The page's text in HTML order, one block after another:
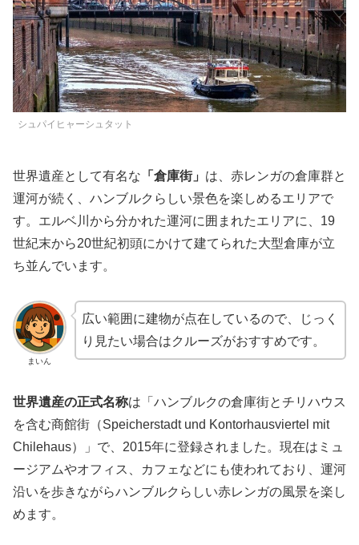
シュパイヒャーシュタット
世界遺産として有名な 「倉庫街」 は、赤レンガの倉庫群と
運河が続く、ハンブルクらしい景色を楽しめるエリアで
す。エルベ川から分かれた運河に囲まれたエリアに、19
世紀末から20世紀初頭にかけて建てられた大型倉庫が立
ち並んでいます。
まいん
広い範囲に建物が点在しているので、じっく
り見たい場合はクルーズがおすすめです。
世界遺産の正式名称は「ハンブルクの倉庫街とチリハウス
を含む商館街（Speicherstadt und Kontorhausviertel mit
Chilehaus）」で、2015年に登録されました。現在はミュ
ージアムやオフィス、カフェなどにも使われており、運河
沿いを歩きながらハンブルクらしい赤レンガの風景を楽し
めます。